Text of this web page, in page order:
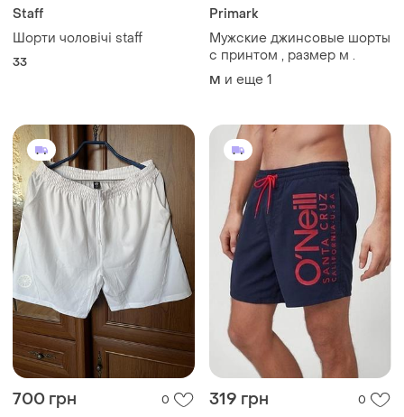
Staff
Шорти чоловічі staff
33
Primark
Мужские джинсовые шорты
с принтом , размер м .
M и еще 1
700 грн 0 319 грн 0